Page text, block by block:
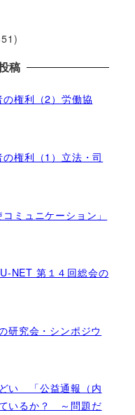
稿
権利（2）労働協
権利（1）立法・司
ミュニケーション」
NET 第１４回総会の
研究会・シンポジウ
い 「公益通報（内
いるか？ ～問題だ